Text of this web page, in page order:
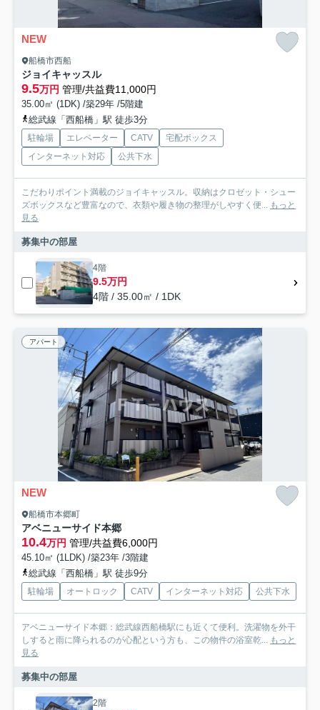
NEW
船橋市西船
ジョイキャッスル
9.5万円 管理/共益費11,000円
35.00㎡ (1DK) /築29年 /5階建
総武線「西船橋」駅 徒歩3分
駐輪場 エレベーター CATV
宅配ボックス
インターネット対応
公共下水
こだわりポイント満載のジョイキャッスル。収納はクロゼット・シュー
ズボックスなど豊富なので、衣類や履き物の整理がしやすく便... もっと
見る
募集中の部屋
4階
9.5万円
4階 / 35.00㎡ / 1DK
アパート
NEW
船橋市本郷町
アベニューサイド本郷
10.4万円 管理/共益費6,000円
45.10㎡ (1LDK) /築23年 /3階建
総武線「西船橋」駅 徒歩9分
駐輪場 オートロック CATV インターネット対応 公共下水
アベニューサイド本郷：総武線西船橋駅にも近くて便利。洗濯物を外干
しすると雨に降られるのが心配という方も、この物件の浴室乾... もっと
見る
募集中の部屋
2階